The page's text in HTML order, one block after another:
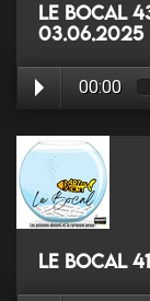
Le Bocal
03.06.2025
00:00
Le Bocal